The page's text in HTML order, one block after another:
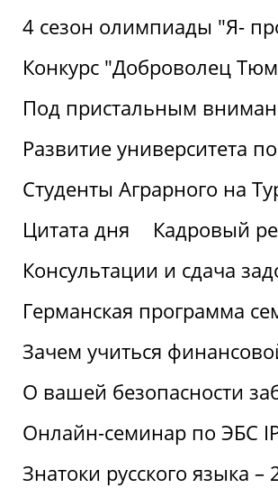
4 сезон олимпиады "Я-
Конкурс "Доброволец
Под пристальным
Развитие университета
Студенты Аграрного на
Цитата дня
Кадровый
Консультации и сдача
Германская программа
Зачем учиться
О вашей безопасности
Онлайн-семинар по ЭБС
Знатоки русского языка –